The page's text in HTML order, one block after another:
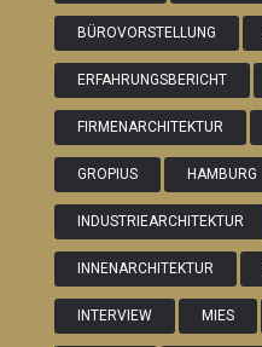
BÜROVORSTELLUNG
ERFAHRUNGSBERICHT
FIRMENARCHITEKTUR
GROPIUS HAMBURG
INDUSTRIEARCHITEKTUR
INNENARCHITEKTUR
INTERVIEW MIES